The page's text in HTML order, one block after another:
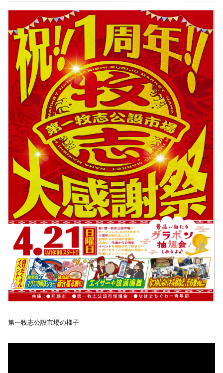
第一牧志公設市場の様子